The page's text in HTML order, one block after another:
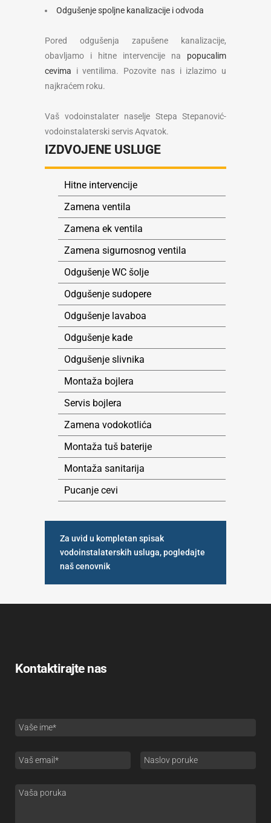
Odgušenje spoljne kanalizacije i odvoda
Pored odgušenja zapušene kanalizacije,
obavljamo i hitne intervencije na popucalim
cevima i ventilima. Pozovite nas i izlazimo u
najkraćem roku.
Vaš vodoinstalater naselje Stepa Stepanović-
vodoinstalaterski servis Aqvatok.
IZDVOJENE USLUGE
Hitne intervencije
Zamena ventila
Zamena ek ventila
Zamena sigurnosnog ventila
Odgušenje WC šolje
Odgušenje sudopere
Odgušenje lavaboa
Odgušenje kade
Odgušenje slivnika
Montaža bojlera
Servis bojlera
Zamena vodokotlića
Montaža tuš baterije
Montaža sanitarija
Pucanje cevi
Za uvid u kompletan spisak
vodoinstalaterskih usluga, pogledajte
naš cenovnik
Kontaktirajte nas